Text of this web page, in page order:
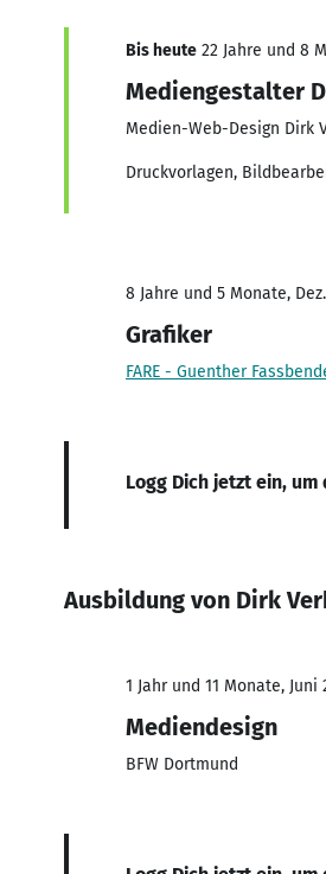
Bis heute 22 Jahre und 8
Mediengestalter
Medien-Web-Design Dirk
Druckvorlagen,
8 Jahre und 5 Monate,
Grafiker
FARE - Guenther
Logg Dich jetzt ein,
Ausbildung von Dirk
1 Jahr und 11 Monate, Juni
Mediendesign
BFW Dortmund